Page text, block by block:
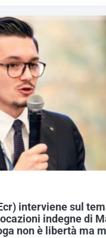
interviene sul
indegne di
non è libertà ma